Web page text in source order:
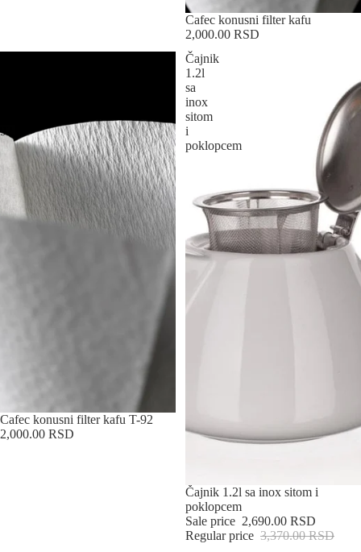
Cafec konusni filter kafu
2,000.00 RSD
92
Cafec konusni filter kafu T-92
2,000.00 RSD
Čajnik
1.2l
sa
inox
sitom
i
poklopcem
Sold out
Čajnik 1.2l sa inox sitom i
poklopcem
Sale price 2,690.00 RSD
Regular price 3,370.00 RSD